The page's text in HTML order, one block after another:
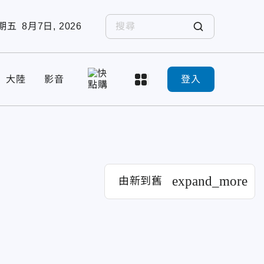
五 8月7日, 2026
大陸 影音 登入
由新到舊 expand_more